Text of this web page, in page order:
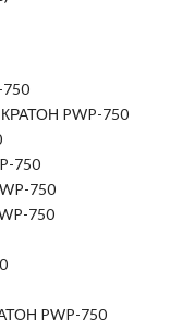
750
КРАТОН PWP-750
750
750
750
PWP-750